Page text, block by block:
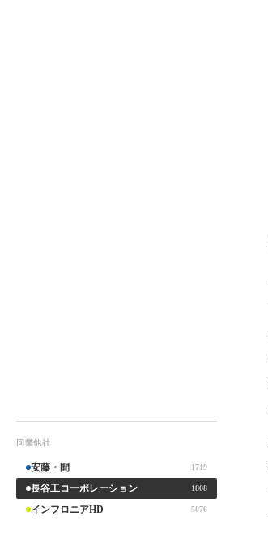
同業他社
安藤・間 1719
長谷工コーポレーション 1808
インフロニアHD 5076